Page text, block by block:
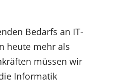
Bedarfs an IT-
heute mehr als
müssen wir
Informatik